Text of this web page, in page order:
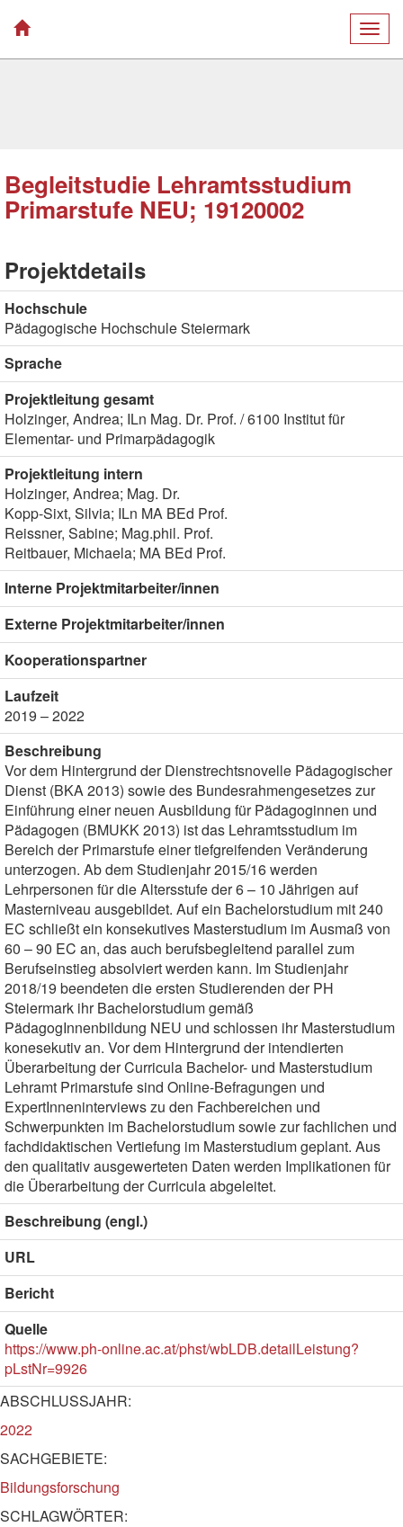
Begleitstudie Lehramtsstudium
Primarstufe NEU; 19120002
Projektdetails
Hochschule
Pädagogische Hochschule Steiermark
Sprache
Projektleitung gesamt
Holzinger, Andrea; ILn Mag. Dr. Prof. / 6100 Institut für
Elementar- und Primarpädagogik
Projektleitung intern
Holzinger, Andrea; Mag. Dr.
Kopp-Sixt, Silvia; ILn MA BEd Prof.
Reissner, Sabine; Mag.phil. Prof.
Reitbauer, Michaela; MA BEd Prof.
Interne Projektmitarbeiter/innen
Externe Projektmitarbeiter/innen
Kooperationspartner
Laufzeit
2019 – 2022
Beschreibung
Vor dem Hintergrund der Dienstrechtsnovelle Pädagogischer
Dienst (BKA 2013) sowie des Bundesrahmengesetzes zur
Einführung einer neuen Ausbildung für Pädagoginnen und
Pädagogen (BMUKK 2013) ist das Lehramtsstudium im
Bereich der Primarstufe einer tiefgreifenden Veränderung
unterzogen. Ab dem Studienjahr 2015/16 werden
Lehrpersonen für die Altersstufe der 6 – 10 Jährigen auf
Masterniveau ausgebildet. Auf ein Bachelorstudium mit 240
EC schließt ein konsekutives Masterstudium im Ausmaß von
60 – 90 EC an, das auch berufsbegleitend parallel zum
Berufseinstieg absolviert werden kann. Im Studienjahr
2018/19 beendeten die ersten Studierenden der PH
Steiermark ihr Bachelorstudium gemäß
PädagogInnenbildung NEU und schlossen ihr Masterstudium
konesekutiv an. Vor dem Hintergrund der intendierten
Überarbeitung der Curricula Bachelor- und Masterstudium
Lehramt Primarstufe sind Online-Befragungen und
ExpertInneninterviews zu den Fachbereichen und
Schwerpunkten im Bachelorstudium sowie zur fachlichen und
fachdidaktischen Vertiefung im Masterstudium geplant. Aus
den qualitativ ausgewerteten Daten werden Implikationen für
die Überarbeitung der Curricula abgeleitet.
Beschreibung (engl.)
URL
Bericht
Quelle
https://www.ph-online.ac.at/phst/wbLDB.detailLeistung?
pLstNr=9926
ABSCHLUSSJAHR:
2022
SACHGEBIETE:
Bildungsforschung
SCHLAGWÖRTER: